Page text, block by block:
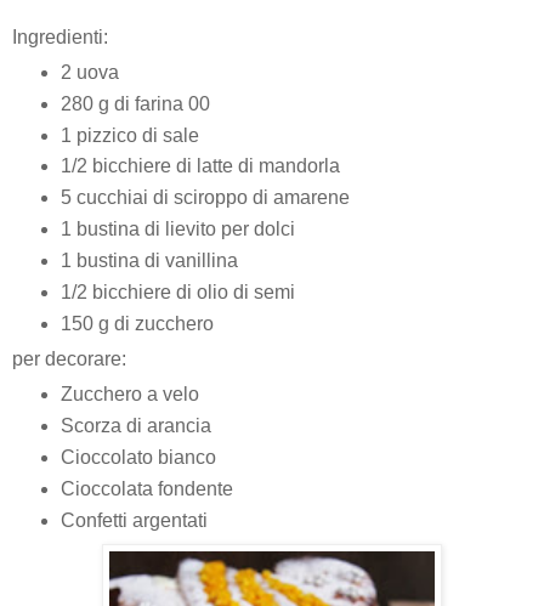
Ingredienti:
2 uova
280 g di farina 00
1 pizzico di sale
1/2 bicchiere di latte di mandorla
5 cucchiai di sciroppo di amarene
1 bustina di lievito per dolci
1 bustina di vanillina
1/2 bicchiere di olio di semi
150 g di zucchero
per decorare:
Zucchero a velo
Scorza di arancia
Cioccolato bianco
Cioccolata fondente
Confetti argentati